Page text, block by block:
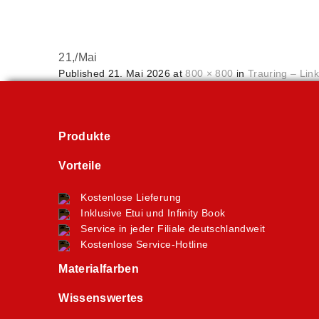
21,/Mai
Published 21. Mai 2026at800 × 800 in Trauring –
Produkte
Vorteile
Kostenlose Lieferung
Inklusive Etui und Infinity Book
Service in jeder Filiale deutschlandweit
Kostenlose Service-Hotline
Materialfarben
Wissenswertes